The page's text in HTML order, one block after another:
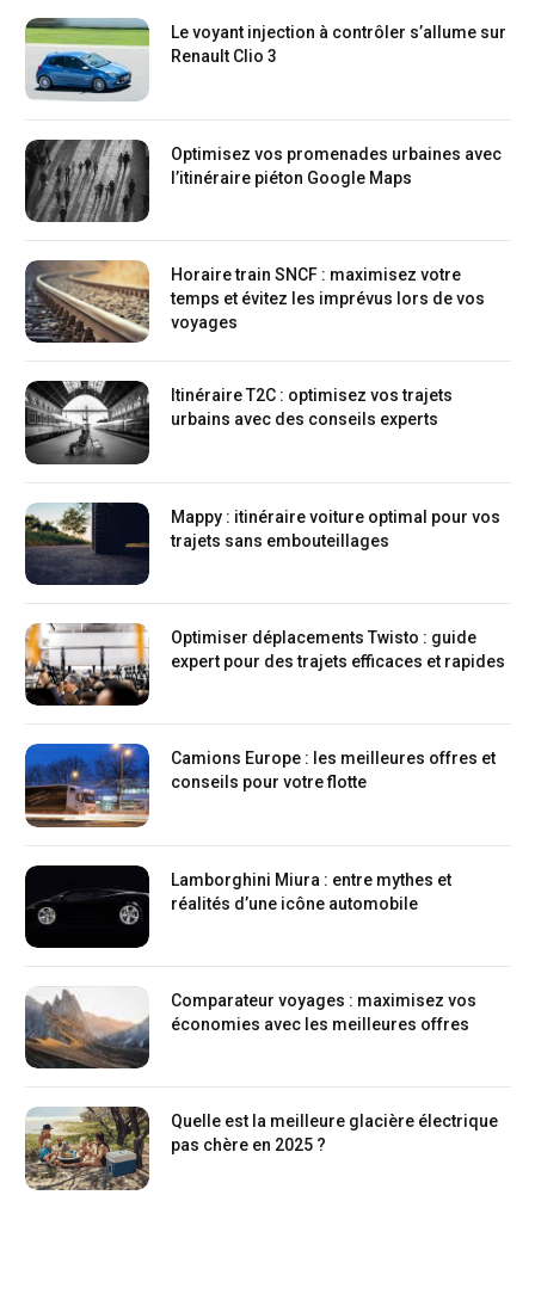
Le voyant injection à contrôler s’allume sur
Renault Clio 3
Optimisez vos promenades urbaines avec
l’itinéraire piéton Google Maps
Horaire train SNCF : maximisez votre
temps et évitez les imprévus lors de vos
voyages
Itinéraire T2C : optimisez vos trajets
urbains avec des conseils experts
Mappy : itinéraire voiture optimal pour vos
trajets sans embouteillages
Optimiser déplacements Twisto : guide
expert pour des trajets efficaces et rapides
Camions Europe : les meilleures offres et
conseils pour votre flotte
Lamborghini Miura : entre mythes et
réalités d’une icône automobile
Comparateur voyages : maximisez vos
économies avec les meilleures offres
Quelle est la meilleure glacière électrique
pas chère en 2025 ?